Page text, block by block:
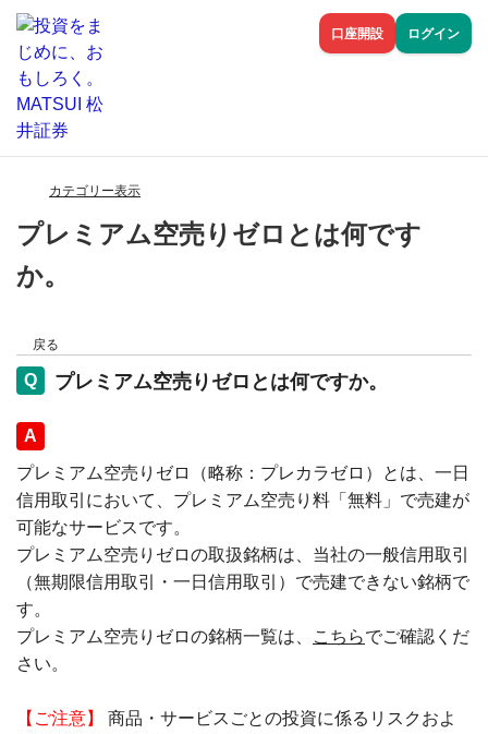
口座開設 ログイン
カテゴリー表示
プレミアム空売りゼロとは何です
か。
戻る
プレミアム空売りゼロとは何ですか。
回答
プレミアム空売りゼロ（略称：プレカラゼロ）とは、一日
信用取引において、プレミアム空売り料「無料」で売建が
可能なサービスです。
プレミアム空売りゼロの取扱銘柄は、当社の一般信用取引
（無期限信用取引・一日信用取引）で売建できない銘柄で
す。
プレミアム空売りゼロの銘柄一覧は、
こちらでご確認くだ
さい。
【ご注意】
商品・サービスごとの投資に係るリスクおよ